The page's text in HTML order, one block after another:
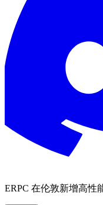
ERPC 在伦敦新增高性